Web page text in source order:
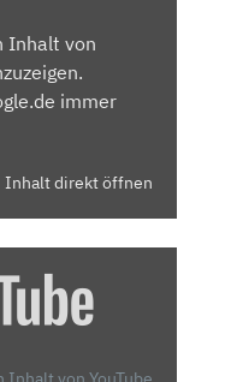
Inhalt von
immer
Inhalt direkt öffnen